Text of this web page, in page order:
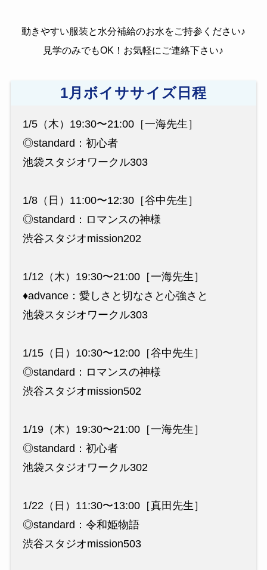
動きやすい服装と水分補給のお水をご持参ください♪
見学のみでもOK！お気軽にご連絡下さい♪
1月ボイササイズ日程
1/5（木）19:30〜21:00［一海先生］
◎standard：初心者
池袋スタジオワークル303
1/8（日）11:00〜12:30［谷中先生］
◎standard：ロマンスの神様
渋谷スタジオmission202
1/12（木）19:30〜21:00［一海先生］
♦︎advance：愛しさと切なさと心強さと
池袋スタジオワークル303
1/15（日）10:30〜12:00［谷中先生］
◎standard：ロマンスの神様
渋谷スタジオmission502
1/19（木）19:30〜21:00［一海先生］
◎standard：初心者
池袋スタジオワークル302
1/22（日）11:30〜13:00［真田先生］
◎standard：令和姫物語
渋谷スタジオmission503